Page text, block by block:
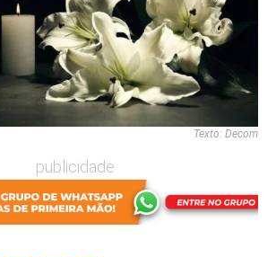
Texto: Decom
publicidade